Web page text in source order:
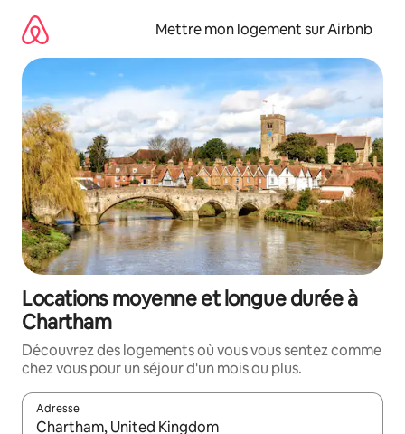
directement
contenu
Mettre mon logement sur Airbnb
Locations moyenne et longue durée à
Chartham
Découvrez des logements où vous vous sentez comme
chez vous pour un séjour d'un mois ou plus.
Adresse
Lorsque les résultats s'affichent, utilisez les flèches vers le